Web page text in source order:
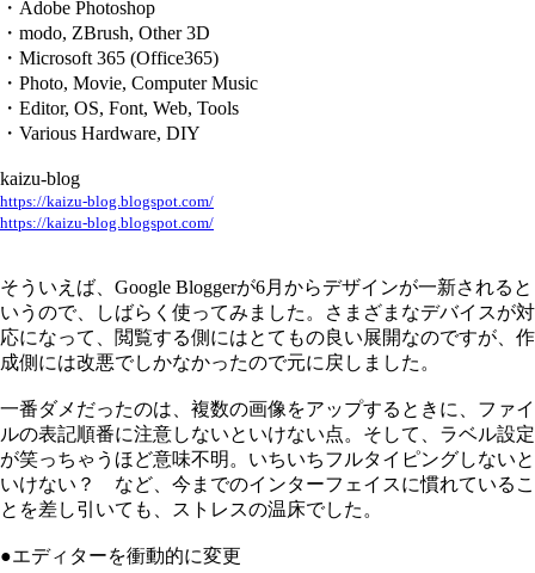
・Adobe Photoshop
・modo, ZBrush, Other 3D
・Microsoft 365 (Office365)
・Photo, Movie, Computer Music
・Editor, OS, Font, Web, Tools
・Various Hardware, DIY
kaizu-blog
https://kaizu-blog.blogspot.com/
https://kaizu-blog.blogspot.com/
そういえば、Google Bloggerが6月からデザインが一新されると
いうので、しばらく使ってみました。さまざまなデバイスが対
応になって、閲覧する側にはとてもの良い展開なのですが、作
成側には改悪でしかなかったので元に戻しました。
一番ダメだったのは、複数の画像をアップするときに、ファイ
ルの表記順番に注意しないといけない点。そして、ラベル設定
が笑っちゃうほど意味不明。いちいちフルタイピングしないと
いけない？ など、今までのインターフェイスに慣れているこ
とを差し引いても、ストレスの温床でした。
●エディターを衝動的に変更